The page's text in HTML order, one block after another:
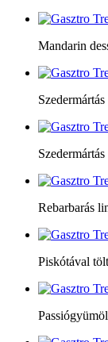
Mandarin
Szedermártás
Rebarbarás
Piskótával